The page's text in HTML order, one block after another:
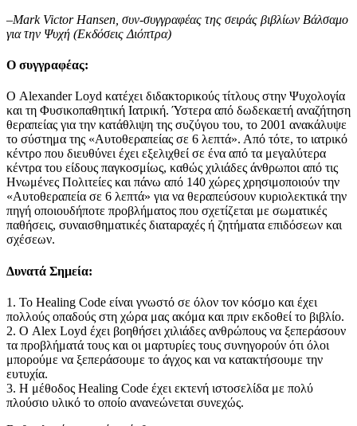
–Mark Victor Hansen, συν-συγγραφέας της σειράς βιβλίων Βάλσαμο
για την Ψυχή (Εκδόσεις Διόπτρα)
Ο συγγραφέας:
Ο Alexander Loyd κατέχει διδακτορικούς τίτλους στην Ψυχολογία
και τη Φυσικοπαθητική Ιατρική. Ύστερα από δωδεκαετή αναζήτηση
θεραπείας για την κατάθλιψη της συζύγου του, το 2001 ανακάλυψε
το σύστημα της «Αυτοθεραπείας σε 6 λεπτά». Από τότε, το ιατρικό
κέντρο που διευθύνει έχει εξελιχθεί σε ένα από τα μεγαλύτερα
κέντρα του είδους παγκοσμίως, καθώς χιλιάδες άνθρωποι από τις
Ηνωμένες Πολιτείες και πάνω από 140 χώρες χρησιμοποιούν την
«Αυτοθεραπεία σε 6 λεπτά» για να θεραπεύσουν κυριολεκτικά την
πηγή οποιουδήποτε προβλήματος που σχετίζεται με σωματικές
παθήσεις, συναισθηματικές διαταραχές ή ζητήματα επιδόσεων και
σχέσεων.
Δυνατά Σημεία:
1. Το Healing Code είναι γνωστό σε όλον τον κόσμο και έχει
πολλούς οπαδούς στη χώρα μας ακόμα και πριν εκδοθεί το βιβλίο.
2. Ο Alex Loyd έχει βοηθήσει χιλιάδες ανθρώπους να ξεπεράσουν
τα προβλήματά τους και οι μαρτυρίες τους συνηγορούν ότι όλοι
μπορούμε να ξεπεράσουμε το άγχος και να κατακτήσουμε την
ευτυχία.
3. Η μέθοδος Healing Code έχει εκτενή ιστοσελίδα με πολύ
πλούσιο υλικό το οποίο ανανεώνεται συνεχώς.